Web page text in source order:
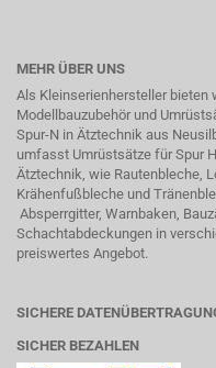
MEHR ÜBER UNS
Als Kleinserienhersteller bieten
Modellbauzubehör und
Spur-N in Ätztechnik aus
umfasst Umrüstsätze für Spur
Ätztechnik, wie Rautenbleche,
Krähenfußbleche und
Absperrgitter, Warnbaken,
Schachtabdeckungen in
preiswertes Angebot.
SICHERE
SICHER BEZAHLEN